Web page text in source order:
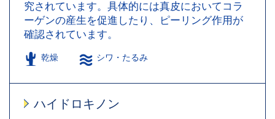
究されています。具体的には真皮においてコラ
ーゲンの産生を促進したり、ピーリング作用が
確認されています。
乾燥 シワ・たるみ
ハイドロキノン